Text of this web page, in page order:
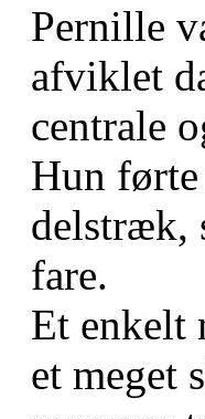
Pernille
afviklet
centrale
Hun
delstræk,
fare.
Et enkelt
et meget